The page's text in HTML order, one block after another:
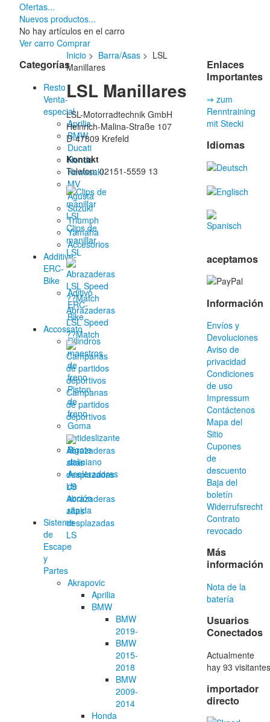
Ofertas...
Nuevos productos...
No hay artículos en el carro
Ver carro Comprar
Categorías
Resto
Venta-
especial
Aprilia
BMW
Ducati
Honda
Kawasaki
MV
Agusta
Suzuki
Triumph
Yamaha
Accesorios
Additive-
ERC-
Bike
Aditivo
ERC-
Bike
Accossato
Cilindros
maestros
de
freno
Piston
de
freno
Goma
antideslizante
Bigote
daliniano
Aceleradores
de
acción
rápida
Sisteme
de
Escape
y
Partes
Akrapovic
Aprilia
BMW
BMW
2019-
BMW
2015-
2018
BMW
2009-
2014
Honda
Inicio > Barra/Asas> LSL
Manillares
LSL Manillares
LSL-Motorradtechnik GmbH
Heinrich-Malina-Straße 107
D-47809 Krefeld
Kontakt
Telefon: 02151-5559 13
Clips de
manillar
LSL
Abrazaderas
LSL Speed
??Match
Campanas
de partidos
deportivos
Abrazaderas
altas
desplazadas
LS
Enlaces
Importantes
⇒ zum
Renntraining
mit Stecki
Idiomas
aceptamos
Información
Envíos y
Devoluciones
Aviso de
privacidad
Condiciones
de uso
Impressum
Contáctenos
Mapa del
Sitio
Cupones
de
descuento
Baja del
boletín
Widerrufsrecht
Contrato
revocado
Más
información
Nota de la
batería
Usuarios
Conectados
Actualmente
hay 93
importador
directo